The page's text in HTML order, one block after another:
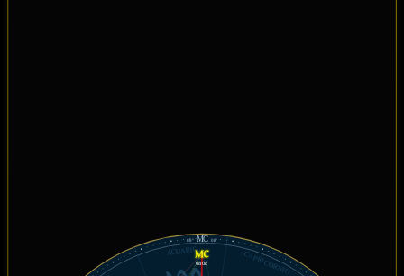
08° MC 08'
CAPRICORNIO
ACUARIO
08°08'